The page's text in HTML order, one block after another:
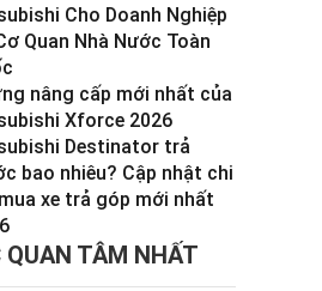
Cho Doanh Nghiệp
Quan Nhà Nước Toàn
nâng cấp mới nhất của
Xforce 2026
Destinator trả
bao nhiêu? Cập nhật chi
xe trả góp mới nhất
TÂM NHẤT